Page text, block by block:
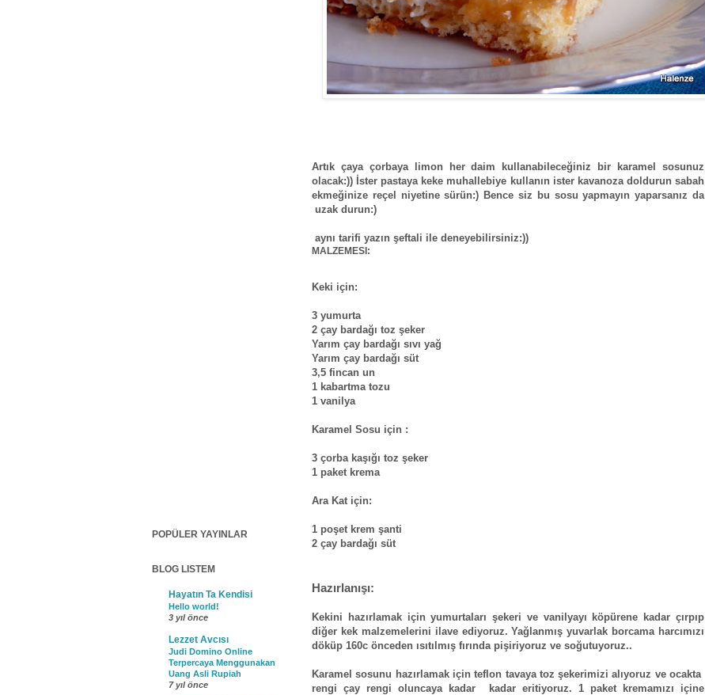
Artık çaya çorbaya limon her daim kullanabileceğiniz bir karamel sosunuz
olacak:)) İster pastaya keke muhallebiye kullanın ister kavanoza doldurun sabah
ekmeğinize reçel niyetine sürün:) Bence siz bu sosu yapmayın yaparsanız da
uzak durun:)
aynı tarifi yazın şeftali ile deneyebilirsiniz:))
MALZEMESI:
Keki için:
3 yumurta
2 çay bardağı toz şeker
Yarım çay bardağı sıvı yağ
Yarım çay bardağı süt
3,5 fincan un
1 kabartma tozu
1 vanilya
Karamel Sosu için :
3 çorba kaşığı toz şeker
1 paket krema
Ara Kat için:
1 poşet krem şanti
2 çay bardağı süt
Hazırlanışı:
Kekini hazırlamak için yumurtaları şekeri ve vanilyayı köpürene kadar çırpıp
diğer kek malzemelerini ilave ediyoruz. Yağlanmış yuvarlak borcama harcımızı
döküp 160c önceden ısıtılmış fırında pişiriyoruz ve soğutuyoruz..
Karamel sosunu hazırlamak için teflon tavaya toz şekerimizi alıyoruz ve ocakta
rengi çay rengi oluncaya kadar kadar eritiyoruz. 1 paket kremamızı içine
POPÜLER YAYINLAR
BLOG LISTEM
Hayatın Ta Kendisi
Hello world!
3 yıl önce
Lezzet Avcısı
Judi Domino Online
Terpercaya Menggunakan
Uang Asli Rupiah
7 yıl önce